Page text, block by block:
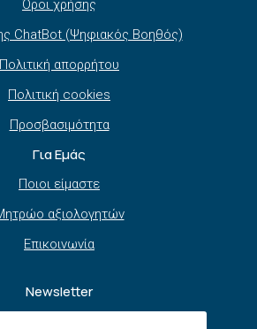
Όροι χρήσης
ChatBot (Ψηφιακός Βοηθός)
Πολιτική απορρήτου
Πολιτική cookies
Προσβασιμότητα
Για Εμάς
Ποιοι είμαστε
αξιολογητών
Επικοινωνία
Newsletter